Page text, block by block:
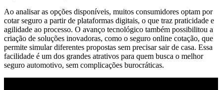
Ao analisar as opções disponíveis, muitos consumidores optam por
cotar seguro a partir de plataformas digitais, o que traz praticidade e
agilidade ao processo. O avanço tecnológico também possibilitou a
criação de soluções inovadoras, como o seguro online cotação, que
permite simular diferentes propostas sem precisar sair de casa. Essa
facilidade é um dos grandes atrativos para quem busca o melhor
seguro automotivo, sem complicações burocráticas.